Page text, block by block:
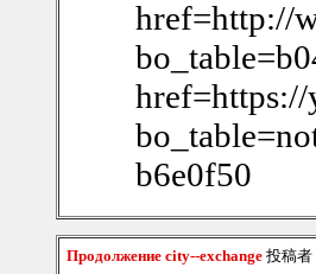
href=http://
href=https://
b6e0f50
Продолжение city--exchange 投稿者